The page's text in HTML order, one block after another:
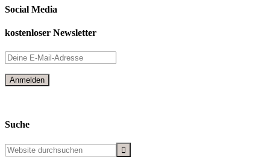
Social Media
kostenloser Newsletter
Suche